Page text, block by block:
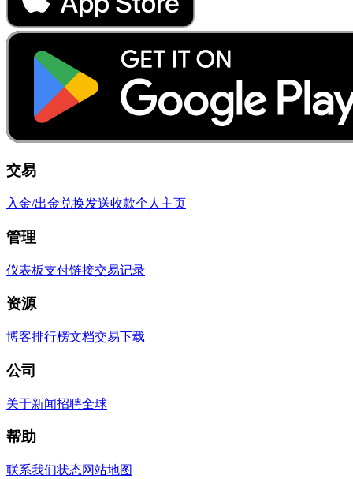
交易
入金/出金 兑换发送收款个人主页
管理
仪表板支付链接交易记录
资源
博客排行榜文档交易下载
公司
关于新闻招聘全球
帮助
联系我们状态网站地图